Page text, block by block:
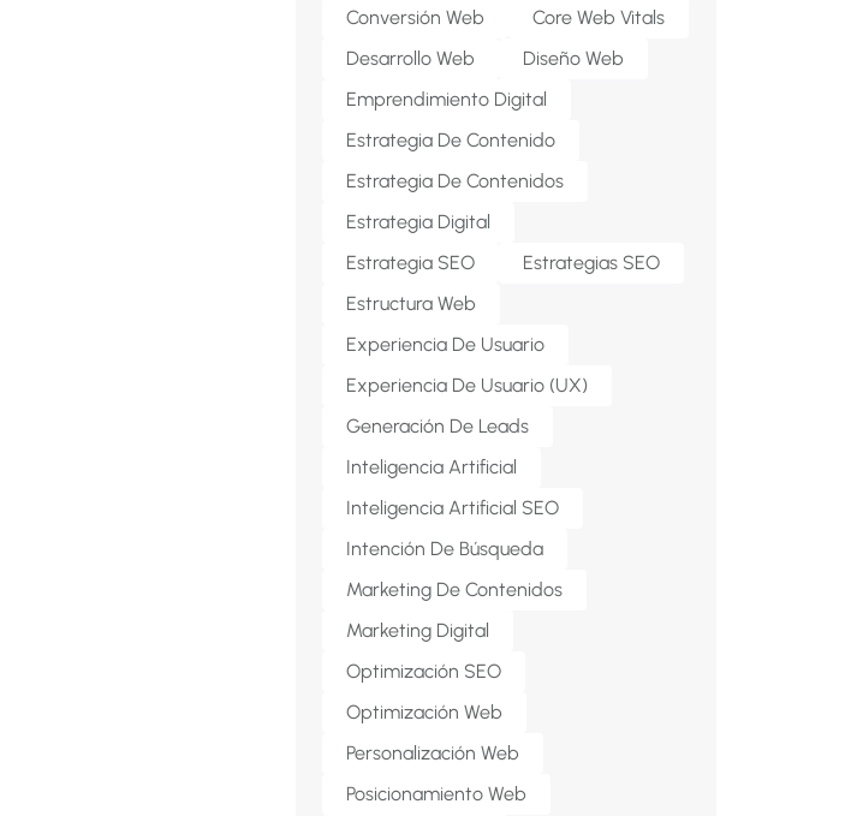
Conversión Web
Core Web Vitals
Desarrollo Web
Diseño Web
Emprendimiento Digital
Estrategia De Contenido
Estrategia De Contenidos
Estrategia Digital
Estrategia SEO
Estrategias SEO
Estructura Web
Experiencia De Usuario
Experiencia De Usuario (UX)
Generación De Leads
Inteligencia Artificial
Inteligencia Artificial SEO
Intención De Búsqueda
Marketing De Contenidos
Marketing Digital
Optimización SEO
Optimización Web
Personalización Web
Posicionamiento Web